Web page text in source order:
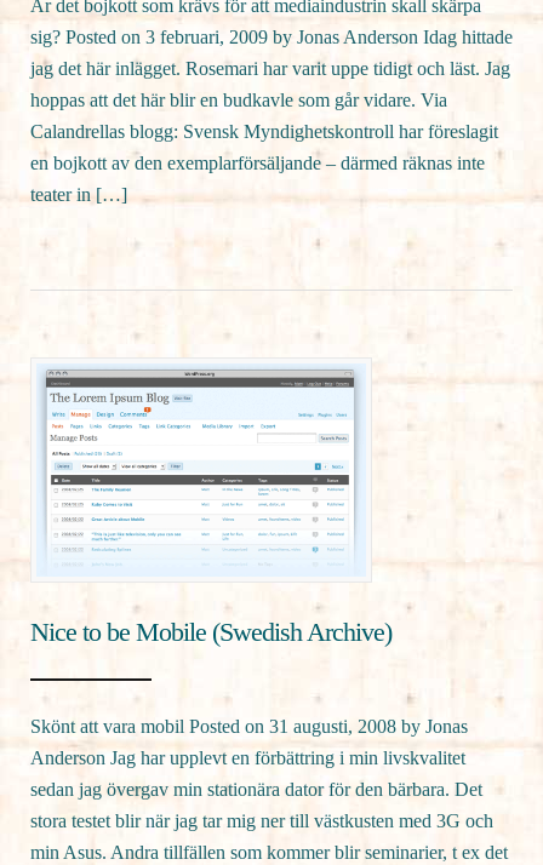
Är det bojkott som krävs för att mediaindustrin skall skärpa
sig? Posted on 3 februari, 2009 by Jonas Anderson Idag hittade
jag det här inlägget. Rosemari har varit uppe tidigt och läst. Jag
hoppas att det här blir en budkavle som går vidare. Via
Calandrellas blogg: Svensk Myndighetskontroll har föreslagit
en bojkott av den exemplarförsäljande – därmed räknas inte
teater in […]
Nice to be Mobile (Swedish Archive)
Skönt att vara mobil Posted on 31 augusti, 2008 by Jonas
Anderson Jag har upplevt en förbättring i min livskvalitet
sedan jag övergav min stationära dator för den bärbara. Det
stora testet blir när jag tar mig ner till västkusten med 3G och
min Asus. Andra tillfällen som kommer blir seminarier, t ex det